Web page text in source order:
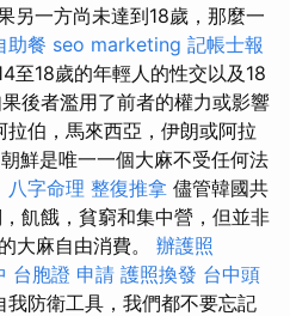
另一方尚未達到18歲，那麼一
助餐 seo marketing 記帳士報
至18歲的年輕人的性交以及18
後者濫用了前者的權力或影響
伯，馬來西亞，伊朗或阿拉
朝鮮是唯一一個大麻不受任何法
八字命理 整復推拿 儘管韓國共
飢餓，貧窮和集中營，但並非
大麻自由消費。 辦護照
台胞證 申請 護照換發 台中頭
我防衛工具，我們都不要忘記